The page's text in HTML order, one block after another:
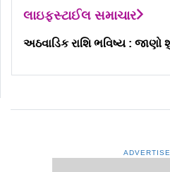
લાઇફસ્ટાઈલ સમાચાર
અઠવાડિક રાશિ ભવિષ્ય : જાણો